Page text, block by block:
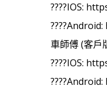
????IOS:
車師傅 (客戶
????IOS: